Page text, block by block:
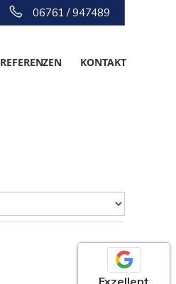
06761 / 947489
REFERENZEN KONTAKT